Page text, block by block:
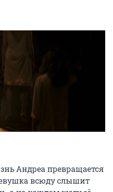
Андреа превращается
всюду слышит